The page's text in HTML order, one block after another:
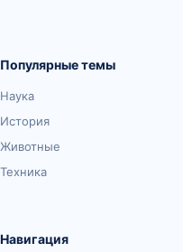
Популярные темы
Наука
История
Животные
Техника
Навигация